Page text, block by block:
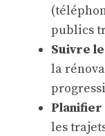
publics
Suivre
la
Planifier
les